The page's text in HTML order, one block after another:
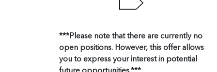
***Please note that there are currently no
open positions. However, this offer allows
you to express your interest in potential